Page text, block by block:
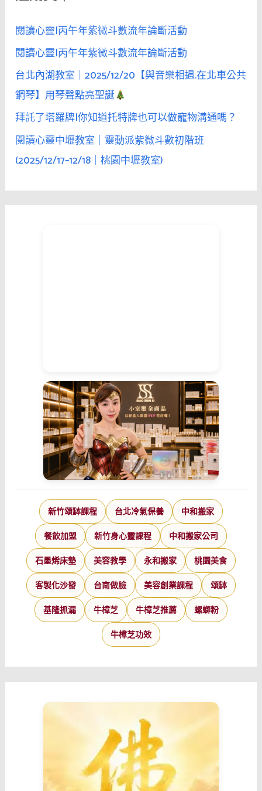
閱讀心靈|丙午年紫微斗數流年論斷活動
閱讀心靈|丙午年紫微斗數流年論斷活動
台北內湖教室｜2025/12/20【與音樂相遇.在北車公共
鋼琴】用琴聲點亮聖誕
拜託了塔羅牌|你知道托特牌也可以做寵物溝通嗎？
閱讀心靈中壢教室｜靈動派紫微斗數初階班
(2025/12/17–12/18｜桃園中壢教室)
新竹頌缽課程 台北冷氣保養 中和搬家
餐飲加盟 新竹身心靈課程 中和搬家公司
石墨烯床墊 美容教學 永和搬家 桃園美食
客製化沙發 台南做臉 美容創業課程 頌缽
基隆抓漏 牛樟芝 牛樟芝推薦 螺螄粉
牛樟芝功效